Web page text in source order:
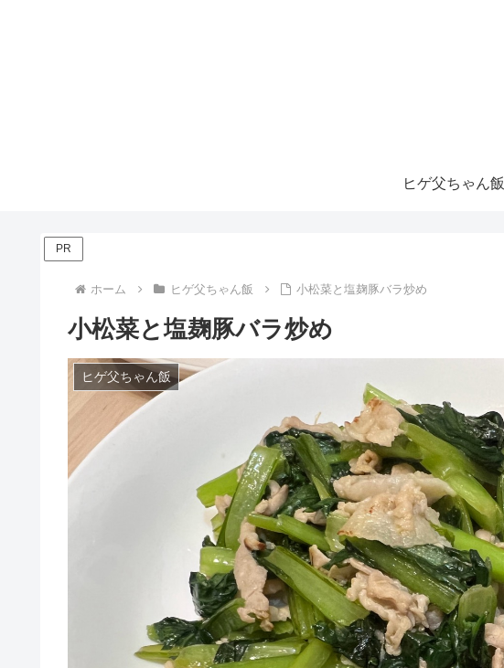
ヒゲ父ちゃん飯
PR
ホーム ヒゲ父ちゃん飯 小松菜と塩麹豚バラ炒め
小松菜と塩麹豚バラ炒め
ヒゲ父ちゃん飯